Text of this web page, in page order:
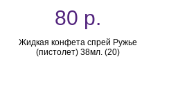
80 р.
Жидкая конфета спрей Ружье
(пистолет) 38мл. (20)